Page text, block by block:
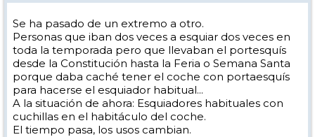
Se ha pasado de un extremo a otro.
Personas que iban dos veces a esquiar dos veces en
toda la temporada pero que llevaban el portesquís
desde la Constitución hasta la Feria o Semana Santa
porque daba caché tener el coche con portaesquís
para hacerse el esquiador habitual...
A la situación de ahora: Esquiadores habituales con
cuchillas en el habitáculo del coche.
El tiempo pasa, los usos cambian.